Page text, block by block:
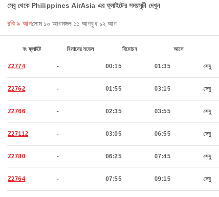
সেবু থেকে Philippines AirAsia এর ফ্লাইটের সময়সূচী দেখুন
রবি ৯ আগসোম ১০ আগমঙ্গল ১১ আগবুধ ১২ আগ
নং ফ্লাইট বিমানের মডেল বিমোচন আসে
Z2774 - 00:15 01:35 সেবু
Z2762 - 01:55 03:15 সেবু
Z2766 - 02:35 03:55 সেবু
Z27112 - 03:05 06:55 সেবু
Z2780 - 06:25 07:45 সেবু
Z2764 - 07:55 09:15 সেবু